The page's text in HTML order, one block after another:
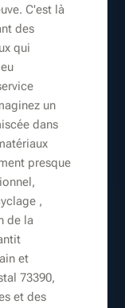
C'est là
des
qui
un
dans
presque
,
de la
et
73390,
et des